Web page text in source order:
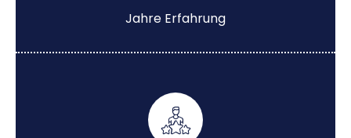
Jahre Erfahrung